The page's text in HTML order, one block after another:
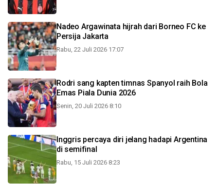
Nadeo Argawinata hijrah dari Borneo FC ke
Persija Jakarta
Rabu, 22 Juli 2026 17:07
Rodri sang kapten timnas Spanyol raih Bola
Emas Piala Dunia 2026
Senin, 20 Juli 2026 8:10
Inggris percaya diri jelang hadapi Argentina
di semifinal
Rabu, 15 Juli 2026 8:23